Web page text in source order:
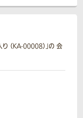
り （KA-00008）」の 会